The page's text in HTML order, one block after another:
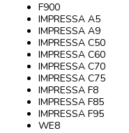
F900
IMPRESSA A5
IMPRESSA A9
IMPRESSA C50
IMPRESSA C60
IMPRESSA C70
IMPRESSA C75
IMPRESSA F8
IMPRESSA F85
IMPRESSA F95
WE8